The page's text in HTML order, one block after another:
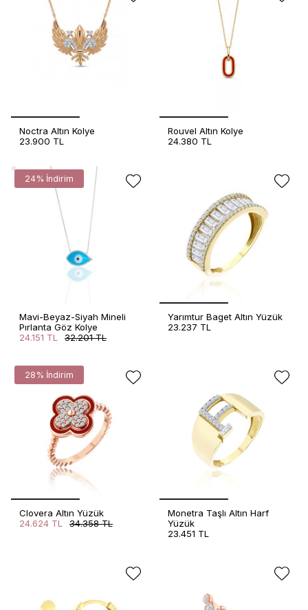
Noctra Altın Kolye
23.900 TL
Rouvel Altın Kolye
24.380 TL
24% İndirim
Mavi-Beyaz-Siyah Mineli
Pırlanta Göz Kolye
24.151 TL
32.201 TL
Yarımtur Baget Altın Yüzük
23.237 TL
28% İndirim
Clovera Altın Yüzük
24.624 TL
34.358 TL
Monetra Taşlı Altın Harf
Yüzük
23.451 TL